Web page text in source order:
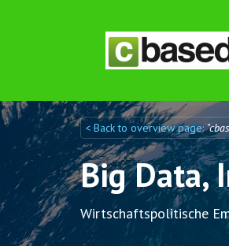
Discuto
Discuto < Back to overview page:
Big Data,
Wirtschaftspolitische